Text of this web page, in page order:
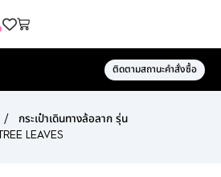
ติดตามสถานะคำสั่งซื้อ
/ กระเป๋าเดินทางล้อลาก รุ่น
LEAVES